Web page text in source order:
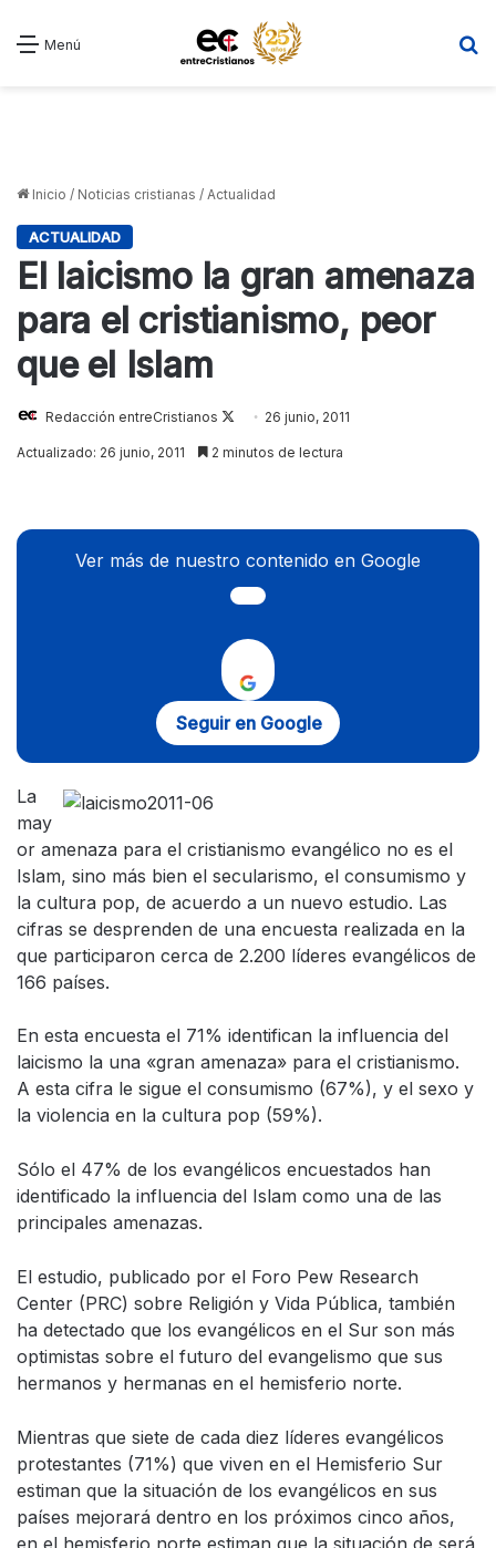
Menú
Inicio / Noticias cristianas / Actualidad
ACTUALIDAD
El laicismo la gran amenaza
para el cristianismo, peor
que el Islam
Redacción entreCristianos
Follow
on
26 junio, 2011
Actualizado: 26 junio, 2011 2 minutos de lectura
Ver más de nuestro contenido en Google
Seguir en Google
La
may
or amenaza para el cristianismo evangélico no es el
Islam, sino más bien el secularismo, el consumismo y
la cultura pop, de acuerdo a un nuevo estudio. Las
cifras se desprenden de una encuesta realizada en la
que participaron cerca de 2.200 líderes evangélicos de
166 países.
En esta encuesta el 71% identifican la influencia del
laicismo la una «gran amenaza» para el cristianismo.
A esta cifra le sigue el consumismo (67%), y el sexo y
la violencia en la cultura pop (59%).
Sólo el 47% de los evangélicos encuestados han
identificado la influencia del Islam como una de las
principales amenazas.
El estudio, publicado por el Foro Pew Research
Center (PRC) sobre Religión y Vida Pública, también
ha detectado que los evangélicos en el Sur son más
optimistas sobre el futuro del evangelismo que sus
hermanos y hermanas en el hemisferio norte.
Mientras que siete de cada diez líderes evangélicos
protestantes (71%) que viven en el Hemisferio Sur
estiman que la situación de los evangélicos en sus
países mejorará dentro en los próximos cinco años,
en el hemisferio norte estiman que la situación de será